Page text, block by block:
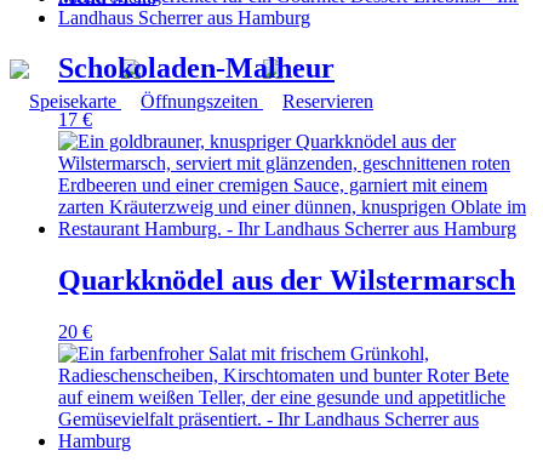
Schokoladen-Malheur
17 €
Quarkknödel aus der Wilstermarsch
20 €